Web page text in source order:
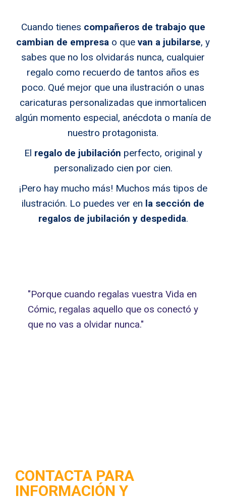
Cuando tienes compañeros de trabajo que
cambian de empresa o que van a jubilarse, y
sabes que no los olvidarás nunca, cualquier
regalo como recuerdo de tantos años es
poco. Qué mejor que una ilustración o unas
caricaturas personalizadas que inmortalicen
algún momento especial, anécdota o manía de
nuestro protagonista.
El regalo de jubilación perfecto, original y
personalizado cien por cien.
¡Pero hay mucho más! Muchos más tipos de
ilustración. Lo puedes ver en la sección de
regalos de jubilación y despedida.
"Porque cuando regalas vuestra Vida en
Cómic, regalas aquello que os conectó y
que no vas a olvidar nunca."​
CONTACTA PARA
INFORMACIÓN Y